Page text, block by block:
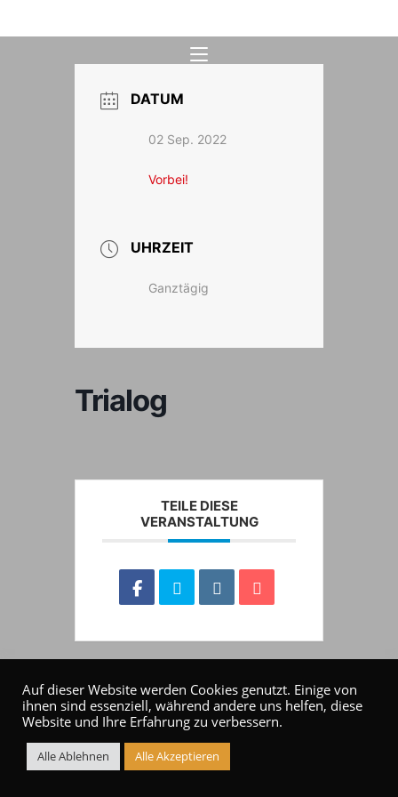
Inhalt
DATUM
02 Sep. 2022
Vorbei!
UHRZEIT
Ganztägig
Trialog
TEILE DIESE
VERANSTALTUNG
Auf dieser Website werden Cookies genutzt. Einige von
ihnen sind essenziell, während andere uns helfen, diese
Website und Ihre Erfahrung zu verbessern.
Alle Ablehnen Alle Akzeptieren